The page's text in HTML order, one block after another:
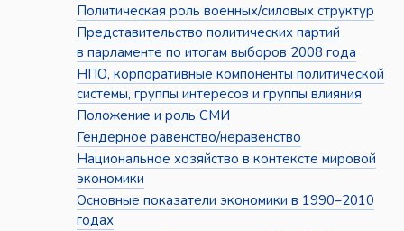
Политическая роль военных/силовых структур
Представительство политических партий
в парламенте по итогам выборов 2008 года
НПО, корпоративные компоненты политической
системы, группы интересов и группы влияния
Положение и роль СМИ
Гендерное равенство/неравенство
Национальное хозяйство в контексте мировой
экономики
Основные показатели экономики в 1990–2010
годах